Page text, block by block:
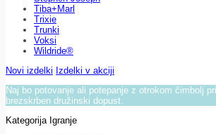
Tiba+Marl
Trixie
Trunki
Voksi
Wildride®
Novi izdelki Izdelki v akciji
Naj bo potovanje ali potepanje z otrokom čimbolj
brezskrben družinski dopust.
Kategorija Igranje